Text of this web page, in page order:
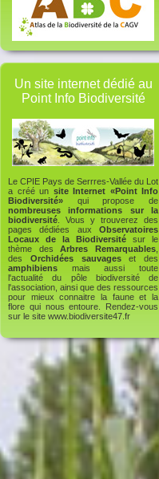
Un site internet dédié au
Point Info Biodiversité
Le CPIE Pays de Serrres-Vallée du Lot
a créé un site Internet «Point Info
Biodiversité» qui propose de
nombreuses informations sur la
biodiversité . Vous y trouverez des
pages dédiées aux Observatoires
Locaux de la Biodiversité sur le
thème desArbres Remarquables
des Orchidées sauvageset des
amphibiens mais aussi toute
l'actualité du pôle biodiversité de
l'association, ainsi que des ressources
pour mieux connaitre la faune et la
flore qui nous entoure. Rendez-vous
sur le site www.biodiversite47.fr